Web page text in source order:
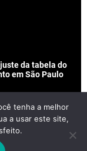
da tabela do
em São Paulo
evento em
tenha a melhor
a usar este site,